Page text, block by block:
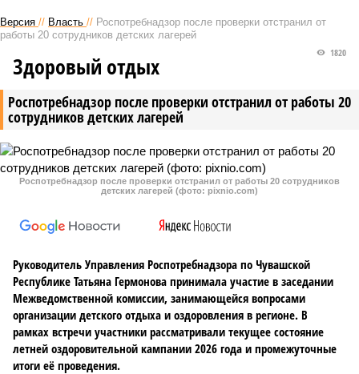
Версия // Власть // Роспотребнадзор после проверки отстранил от
работы 20 сотрудников детских лагерей
Роспотребнадзор после проверки отстранил от работы 20
сотрудников детских лагерей
1820
Здоровый отдых
Роспотребнадзор после проверки отстранил от работы 20 сотрудников
детских лагерей (фото: pixnio.com)
Руководитель Управления Роспотребнадзора по Чувашской
Республике Татьяна Гермонова принимала участие в заседании
Межведомственной комиссии, занимающейся вопросами
организации детского отдыха и оздоровления в регионе. В
рамках встречи участники рассматривали текущее состояние
летней оздоровительной кампании 2026 года и промежуточные
итоги её проведения.